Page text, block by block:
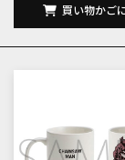
買い物かご